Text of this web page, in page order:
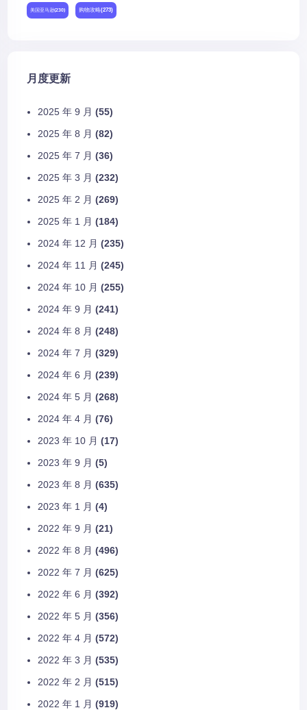
美国亚马逊(230) 购物攻略(273)
月度更新
2025 年 9 月 (55)
2025 年 8 月 (82)
2025 年 7 月 (36)
2025 年 3 月 (232)
2025 年 2 月 (269)
2025 年 1 月 (184)
2024 年 12 月 (235)
2024 年 11 月 (245)
2024 年 10 月 (255)
2024 年 9 月 (241)
2024 年 8 月 (248)
2024 年 7 月 (329)
2024 年 6 月 (239)
2024 年 5 月 (268)
2024 年 4 月 (76)
2023 年 10 月 (17)
2023 年 9 月 (5)
2023 年 8 月 (635)
2023 年 1 月 (4)
2022 年 9 月 (21)
2022 年 8 月 (496)
2022 年 7 月 (625)
2022 年 6 月 (392)
2022 年 5 月 (356)
2022 年 4 月 (572)
2022 年 3 月 (535)
2022 年 2 月 (515)
2022 年 1 月 (919)